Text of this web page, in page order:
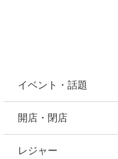
イベント・話題
開店・閉店
レジャー